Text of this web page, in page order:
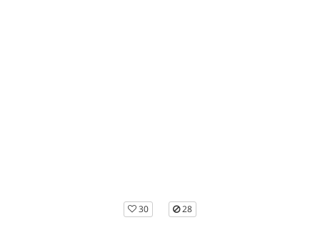
30 28